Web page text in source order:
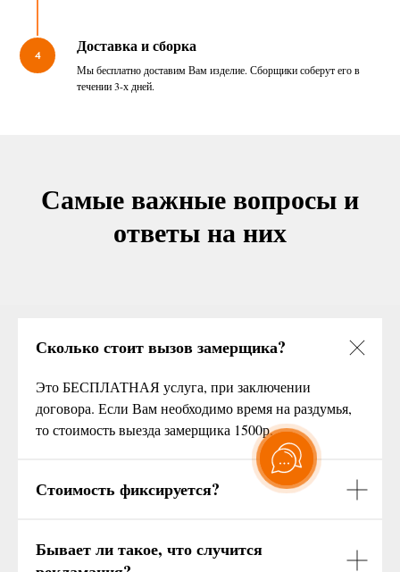
4 Доставка и сборка
Мы бесплатно доставим Вам изделие. Сборщики соберут его в
течении 3-х дней.
Самые важные вопросы и
ответы на них
Сколько стоит вызов замерщика?
Это БЕСПЛАТНАЯ услуга, при заключении
договора. Если Вам необходимо время на раздумья,
то стоимость выезда замерщика 1500р.
Стоимость фиксируется?
Бывает ли такое, что случится